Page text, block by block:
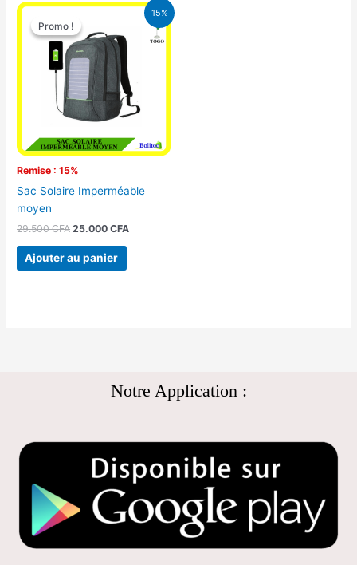
15%
Promo !
Remise : 15%
Promo !
Sac Solaire Imperméable
moyen
29.500CFA
Le
prix
initial
était :
29.500 CFA.
25.000CFA
Le
prix
actuel
Ajouter au panier
Notre Application :